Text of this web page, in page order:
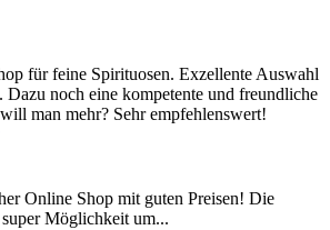
für feine Spirituosen. Exzellente Auswahl
Dazu noch eine kompetente und freundliche
man mehr? Sehr empfehlenswert!
Online Shop mit guten Preisen! Die
Möglichkeit um...